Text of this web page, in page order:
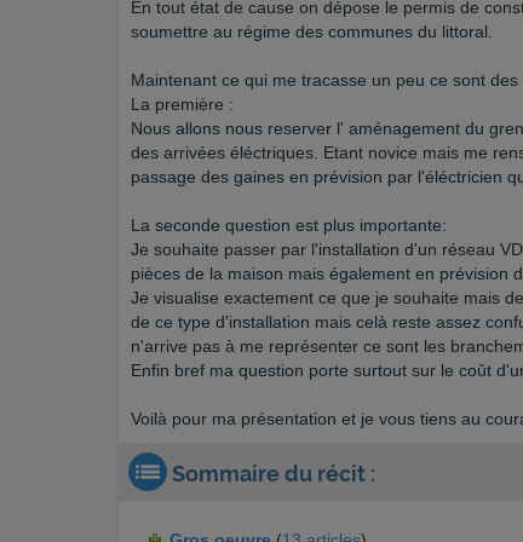
En tout état de cause on dépose le permis de
soumettre au régime des communes du littoral.
Maintenant ce qui me tracasse un peu ce sont
La première :
Nous allons nous reserver l' aménagement du
des arrivées éléctriques. Etant novice mais me
passage des gaines en prévision par l'éléctricien
La seconde question est plus importante:
Je souhaite passer par l'installation d'un réseau
pièces de la maison mais également en prévision
Je visualise exactement ce que je souhaite mais
de ce type d'installation mais celà reste assez
n'arrive pas à me représenter ce sont les
Enfin bref ma question porte surtout sur le coût
Voilà pour ma présentation et je vous tiens au
Sommaire du récit :